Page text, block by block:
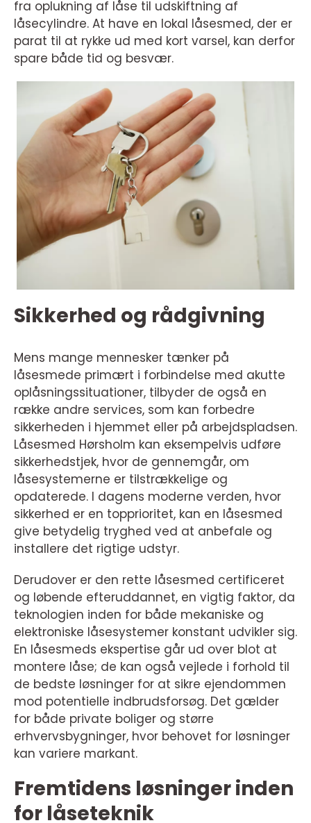
fra oplukning af låse til udskiftning af
låsecylindre. At have en lokal låsesmed, der er
parat til at rykke ud med kort varsel, kan derfor
spare både tid og besvær.
Sikkerhed og rådgivning
Mens mange mennesker tænker på
låsesmede primært i forbindelse med akutte
oplåsningssituationer, tilbyder de også en
række andre services, som kan forbedre
sikkerheden i hjemmet eller på arbejdspladsen.
Låsesmed Hørsholm kan eksempelvis udføre
sikkerhedstjek, hvor de gennemgår, om
låsesystemerne er tilstrækkelige og
opdaterede. I dagens moderne verden, hvor
sikkerhed er en topprioritet, kan en låsesmed
give betydelig tryghed ved at anbefale og
installere det rigtige udstyr.
Derudover er den rette låsesmed certificeret
og løbende efteruddannet, en vigtig faktor, da
teknologien inden for både mekaniske og
elektroniske låsesystemer konstant udvikler sig.
En låsesmeds ekspertise går ud over blot at
montere låse; de kan også vejlede i forhold til
de bedste løsninger for at sikre ejendommen
mod potentielle indbrudsforsøg. Det gælder
for både private boliger og større
erhvervsbygninger, hvor behovet for løsninger
kan variere markant.
Fremtidens løsninger inden
for låseteknik